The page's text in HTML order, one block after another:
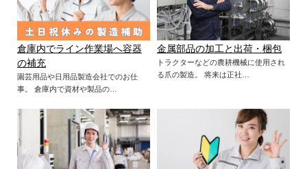
倉庫内でライン作業場へ容器
の補充
園芸用品や日用品製造会社でのお仕
事。 倉庫内で資材や製品の…
金属部品の加工と出荷・梱包
トラクターなどの農耕機械に使用され
る爪の製造。 将来は正社…